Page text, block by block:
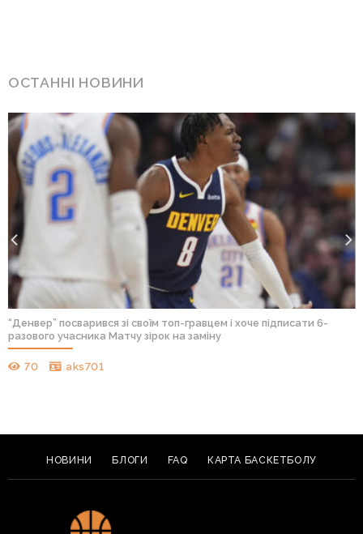
ОСТАННІ НОВИНИ
“Денвер” посварився зі своїм топ-гравцем і хоче підписати 6-
разового учасника Матчу зірок на заміну
70 aks701
НОВИНИ БЛОГИ FAQ КАРТА БАСКЕТБОЛУ